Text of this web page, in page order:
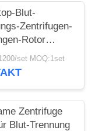
Blut-
Zentrifugen-
Rotor
100ml für
set MOQ:1set
Zentrifuge
Blut-Trennung